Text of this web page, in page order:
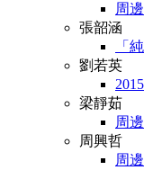
周
張韶涵
「
劉若英
梁靜茹
周
周興哲
周